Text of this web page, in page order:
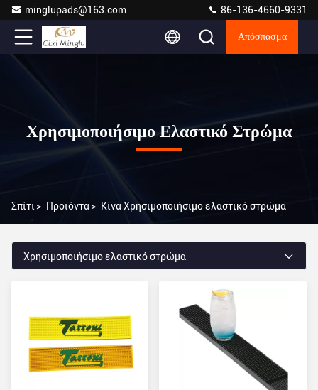
minglupads@163.com 86-136-4660-9331
Απόσπασμα
Χρησιμοποιήσιμο Ελαστικό Στρώμα
Σπίτι > Προϊόντα> Κίνα Χρησιμοποιήσιμο ελαστικό στρώμα
Χρησιμοποιήσιμο ελαστικό στρώμα